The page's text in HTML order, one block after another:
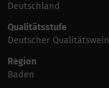
Deutschland
Qualitätsstufe
Deutscher Qualitätswein
Region
Baden